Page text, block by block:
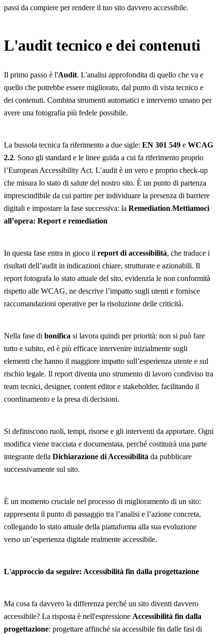
passi da compiere per rendere il tuo sito davvero accessibile.
L'audit tecnico e dei contenuti
Il primo passo è l'Audit. L'analisi approfondita di quello che va e
quello che potrebbe essere migliorato, dal punto di vista tecnico e
dei contenuti. Combina strumenti automatici e intervento umano per
avere una fotografia più fedele possibile.
La bussola tecnica fa riferimento a due sigle: EN 301 549 e WCAG
2.2. Sono gli standard e le linee guida a cui fa riferimento proprio
l’European Accessibility Act. L’audit è un vero e proprio check-up
che misura lo stato di salute del nostro sito. È un punto di partenza
imprescindibile da cui partire per individuare la presenza di barriere
digitali e impostare la fase successiva: la Remediation.Mettiamoci
all’opera: Report e remediation
In questa fase entra in gioco il report di accessibilità, che traduce i
risultati dell’audit in indicazioni chiare, strutturate e azionabili. Il
report fotografa lo stato attuale del sito, evidenzia le non conformità
rispetto alle WCAG, ne descrive l’impatto sugli utenti e fornisce
raccomandazioni operative per la risoluzione delle criticità.
Nella fase di bonifica si lavora quindi per priorità: non si può fare
tutto e subito, ed è più efficace intervenire inizialmente sugli
elementi che hanno il maggiore impatto sull’esperienza utente e sul
rischio legale. Il report diventa uno strumento di lavoro condiviso tra
team tecnici, designer, content editor e stakeholder, facilitando il
coordinamento e la presa di decisioni.
Si definiscono ruoli, tempi, risorse e gli interventi da apportare. Ogni
modifica viene tracciata e documentata, perché costituirà una parte
integrante della Dichiarazione di Accessibilità da pubblicare
successivamente sul sito.
È un momento cruciale nel processo di miglioramento di un sito:
rappresenta il punto di passaggio tra l’analisi e l’azione concreta,
collegando lo stato attuale della piattaforma alla sua evoluzione
verso un’esperienza digitale realmente accessibile.
L'approccio da seguire: Accessibilità fin dalla progettazione
Ma cosa fa davvero la differenza perché un sito diventi davvero
accessibile? La risposta è nell'espressione Accessibilità fin dalla
progettazione: progettare affinché sia accessibile fin dalle fasi di